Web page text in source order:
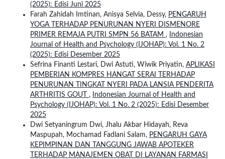
(2025): Edisi Juni 2025
Farah Zahidah Imtinan, Anisya Selvia, Dessy, PENGARUH
YOGA TERHADAP PENURUNAN NYERI DISMENORE
PRIMER REMAJA PUTRI SMPN 56 BATAM ,
Indonesian
Journal of Health and Psychology (IJOHAP): Vol. 1 No. 2
(2025): Edisi Desember 2025
Sefrina Finanti Lestari, Dwi Astuti, Wiwik Priyatin, APLIKASI
PEMBERIAN KOMPRES HANGAT SERAI TERHADAP
PENURUNAN TINGKAT NYERI PADA LANSIA PENDERITA
ARTHRITIS GOUT ,
Indonesian Journal of Health and
Psychology (IJOHAP): Vol. 1 No. 2 (2025): Edisi Desember
2025
Dwi Setyaningrum Dwi, Jhalu Akbar Hidayah, Reva
Maspupah, Mochamad Fadlani Salam, PENGARUH GAYA
KEPIMPINAN DAN TANGGUNG JAWAB APOTEKER
TERHADAP MANAJEMEN OBAT DI LAYANAN FARMASI